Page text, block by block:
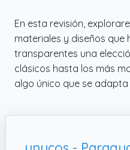
En esta revisión,
materiales y diseños que
transparentes una
clásicos hasta los más
algo único que se